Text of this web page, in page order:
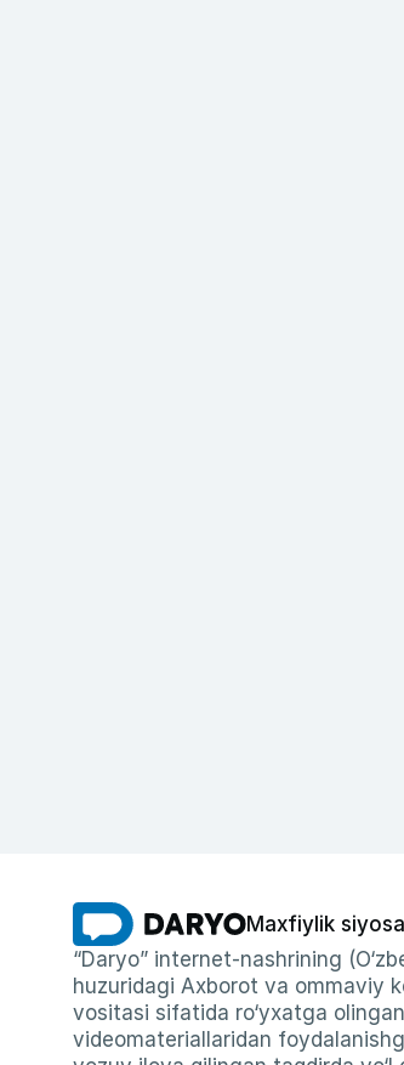
Maxfiylik
“Daryo” internet-nashrining
huzuridagi Axborot va ommaviy
vositasi sifatida ro‘yxatga
videomateriallaridan